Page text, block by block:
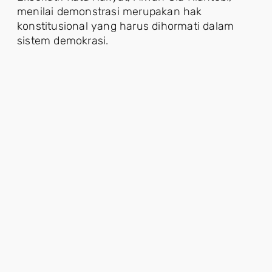
menilai demonstrasi merupakan hak
konstitusional yang harus dihormati dalam
sistem demokrasi.